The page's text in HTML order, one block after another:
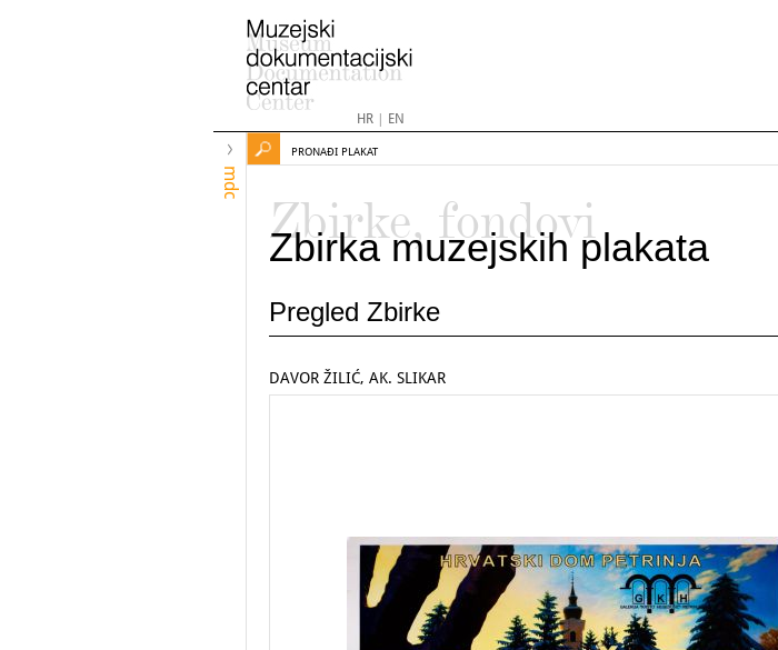
HR| EN
mdc
PRONAĐI PLAKAT
Zbirke, fondovi
Zbirka muzejskih plakata
Pregled Zbirke
DAVOR ŽILIĆ, AK. SLIKAR